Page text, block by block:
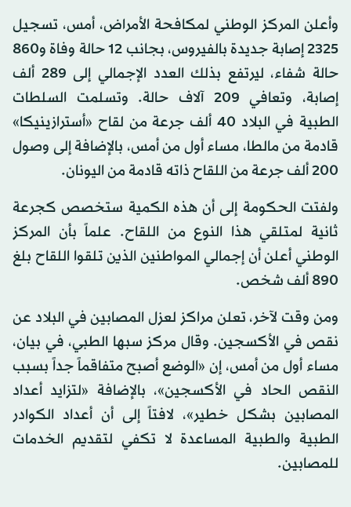
وأعلن المركز الوطني لمكافحة الأمراض، أمس، تسجيل
2325 إصابة جديدة بالفيروس، بجانب 12 حالة وفاة و860
حالة شفاء، ليرتفع بذلك العدد الإجمالي إلى 289 ألف
إصابة، وتعافي 209 آلاف حالة. وتسلمت السلطات
الطبية في البلاد 40 ألف جرعة من لقاح «أسترازينيكا»
قادمة من مالطا، مساء أول من أمس، بالإضافة إلى وصول
200 ألف جرعة من اللقاح ذاته قادمة من اليونان.
ولفتت الحكومة إلى أن هذه الكمية ستخصص كجرعة
ثانية لمتلقي هذا النوع من اللقاح. علماً بأن المركز
الوطني أعلن أن إجمالي المواطنين الذين تلقوا اللقاح بلغ
890 ألف شخص.
ومن وقت لآخر، تعلن مراكز لعزل المصابين في البلاد عن
نقص في الأكسجين. وقال مركز سبها الطبي، في بيان،
مساء أول من أمس، إن «الوضع أصبح متفاقماً جداً بسبب
النقص الحاد في الأكسجين»، بالإضافة «لتزايد أعداد
المصابين بشكل خطير»، لافتاً إلى أن أعداد الكوادر
الطبية والطبية المساعدة لا تكفي لتقديم الخدمات
للمصابين.